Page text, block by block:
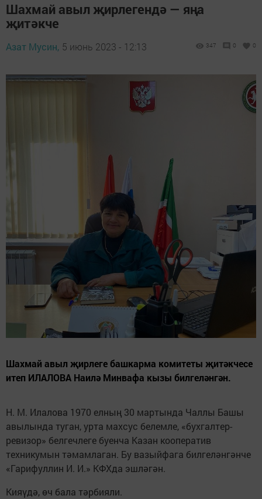
Шахмай авыл җирлегендә — яңа
җитәкче
Азат Мусин, 5 июнь 2023 - 12:13 347 0 0
Шахмай авыл җирлеге башкарма комитеты җитәкчесе
итеп ИЛАЛОВА Наилә Минвафа кызы билгеләнгән.
Н. М. Илалова 1970 елның 30 мартында Чаллы Башы
авылында туган, урта махсус белемле, «бухгалтер-
ревизор» белгечлеге буенча Казан кооператив
техникумын тәмамлаган. Бу вазыйфага билгеләнгәнче
«Гарифуллин И. И.» КФХда эшләгән.
Кияүдә, өч бала тәрбияли.